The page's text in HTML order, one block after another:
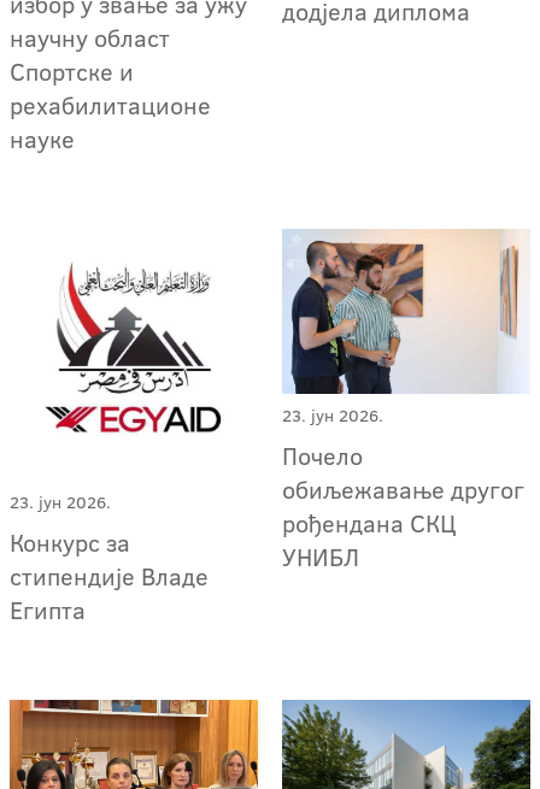
научну област
Спортске и
рехабилитационе
науке
додјела диплома
23. јун 2026.
Конкурс за
стипендије Владе
Египта
23. јун 2026.
Почело
обиљежавање другог
рођендана СКЦ
УНИБЛ